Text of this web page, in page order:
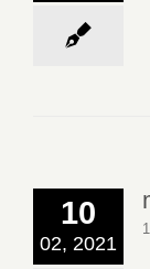
10
02, 2021